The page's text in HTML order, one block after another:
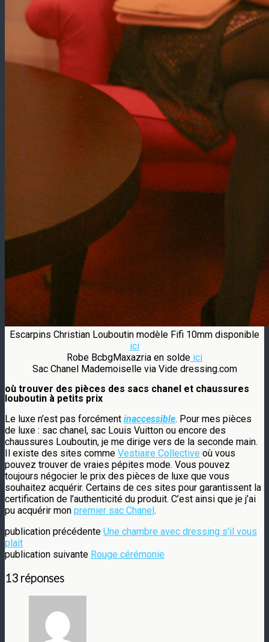
Escarpins Christian Louboutin modèle Fifi 10mm disponible
ici
Robe BcbgMaxazria en solde ici
Sac Chanel Mademoiselle via Vide dressing.com
où trouver des pièces des sacs chanel et chaussures
louboutin à petits prix
Le luxe n’est pas forcément inaccessible. Pour mes pièces
de luxe : sac chanel, sac Louis Vuitton ou encore des
chaussures Louboutin, je me dirige vers de la seconde main.
Il existe des sites comme Vestiaire Collective où vous
pouvez trouver de vraies pépites mode. Vous pouvez
toujours négocier le prix des pièces de luxe que vous
souhaitez acquérir. Certains de ces sites pour garantissent la
certification de l’authenticité du produit. C’est ainsi que je j’ai
pu acquérir mon premier sac Chanel.
publication précédente Une chambre avec dressing s'il vous
plait
publication suivante Rouge cérémonie
13 réponses